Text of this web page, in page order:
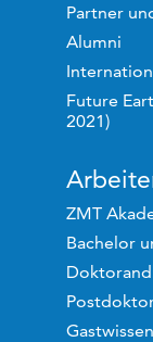
Partner
Alumni
Future
2021)
ZMT
Bachelor